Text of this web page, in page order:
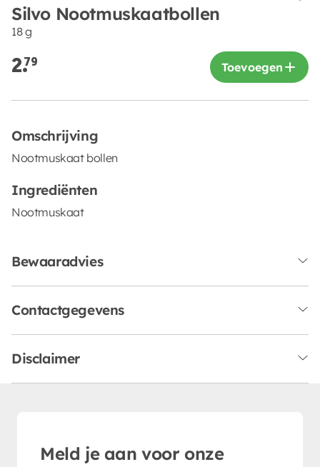
Silvo Nootmuskaatbollen
18 g
2.79 Toevoegen
Omschrijving
Nootmuskaat bollen
Ingrediënten
Nootmuskaat
Bewaaradvies
Contactgegevens
Disclaimer
Meld je aan voor onze